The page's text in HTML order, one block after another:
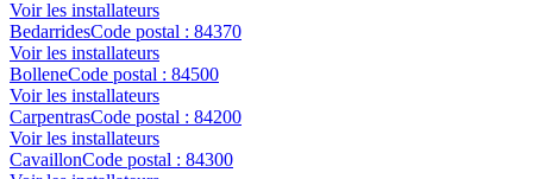
Voir les installateurs
BedarridesCode postal : 84370
Voir les installateurs
BolleneCode postal : 84500
Voir les installateurs
CarpentrasCode postal : 84200
Voir les installateurs
CavaillonCode postal : 84300